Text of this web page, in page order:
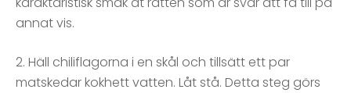
annat vis.
2. Häll chiliflagorna i en skål och tillsätt ett par
matskedar kokhett vatten. Låt stå. Detta steg görs